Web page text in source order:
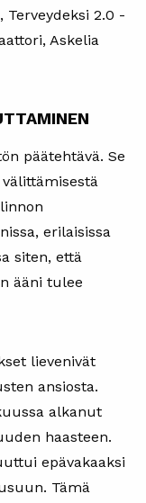
Terveydeksi 2.0 -
Askelia
päätehtävä. Se
erilaisissa
siten, että
ääni tulee
lievenivät
ansiosta.
alkanut
haasteen.
epävakaaksi
Tämä